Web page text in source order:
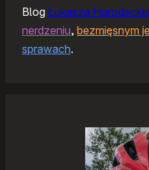
Blog Łukasza
nerdzeniu, bezmięsnym
sprawach.